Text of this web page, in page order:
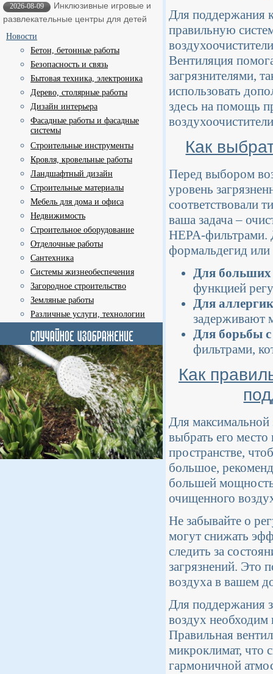
2026-08-09
Инклюзивные игровые и
развлекательные центры для детей
Новости
Бетон, бетонные работы
Безопасность и связь
Бытовая техника, электроника
Дерево, столярные работы
Дизайн интерьера
Фасадные работы и фасадные
системы
Строительные инструменты
Кровля, кровельные работы
Ландшафтный дизайн
Строительные материалы
Мебель для дома и офиса
Недвижимость
Строительное оборудование
Отделочные работы
Сантехника
Системы жизнеобеспечения
Загородное строительство
Земляные работы
Различные услуги, технологии
Для поддержания
правильную
Вентиляция
загрязнителями,
использовать
здесь на помощь
Как
Перед выбором
уровень
соответствовали
ваша задача –
HEPA-фильтрами.
формальдегид
Для
функцией
Для
задерживают
Для борьбы
фильтрами,
Как
Для максимальной
выбрать его
пространстве,
большое,
большей
очищенного
Не забывайте о
могут снижать
следить за
загрязнений. Это
воздуха в вашем
Для поддержания
воздух
Правильная
микроклимат, что
гармоничной